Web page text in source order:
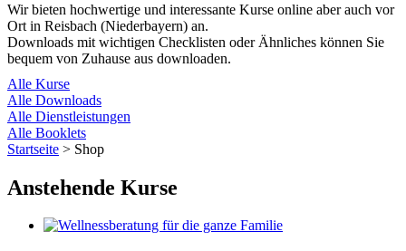
Wir bieten hochwertige und interessante Kurse online aber auch vor
Ort in Reisbach (Niederbayern) an.
Downloads mit wichtigen Checklisten oder Ähnliches können Sie
bequem von Zuhause aus downloaden.
Alle Kurse
Alle Downloads
Alle Dienstleistungen
Alle Booklets
Startseite > Shop
Anstehende Kurse